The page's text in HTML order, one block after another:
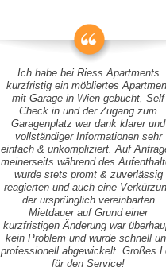
Ich habe bei Riess Apartments
kurzfristig ein möbliertes
mit Garage in Wien gebucht, Self
Check in und der Zugang zum
Garagenplatz war dank klarer und
vollständiger Informationen sehr
einfach & unkompliziert. Auf
meinerseits während des
wurde stets promt & zuverlässig
reagierten und auch eine
der ursprünglich vereinbarten
Mietdauer auf Grund einer
kurzfristigen Änderung war
kein Problem und wurde schnell
professionell abgewickelt. Großes
für den Service!